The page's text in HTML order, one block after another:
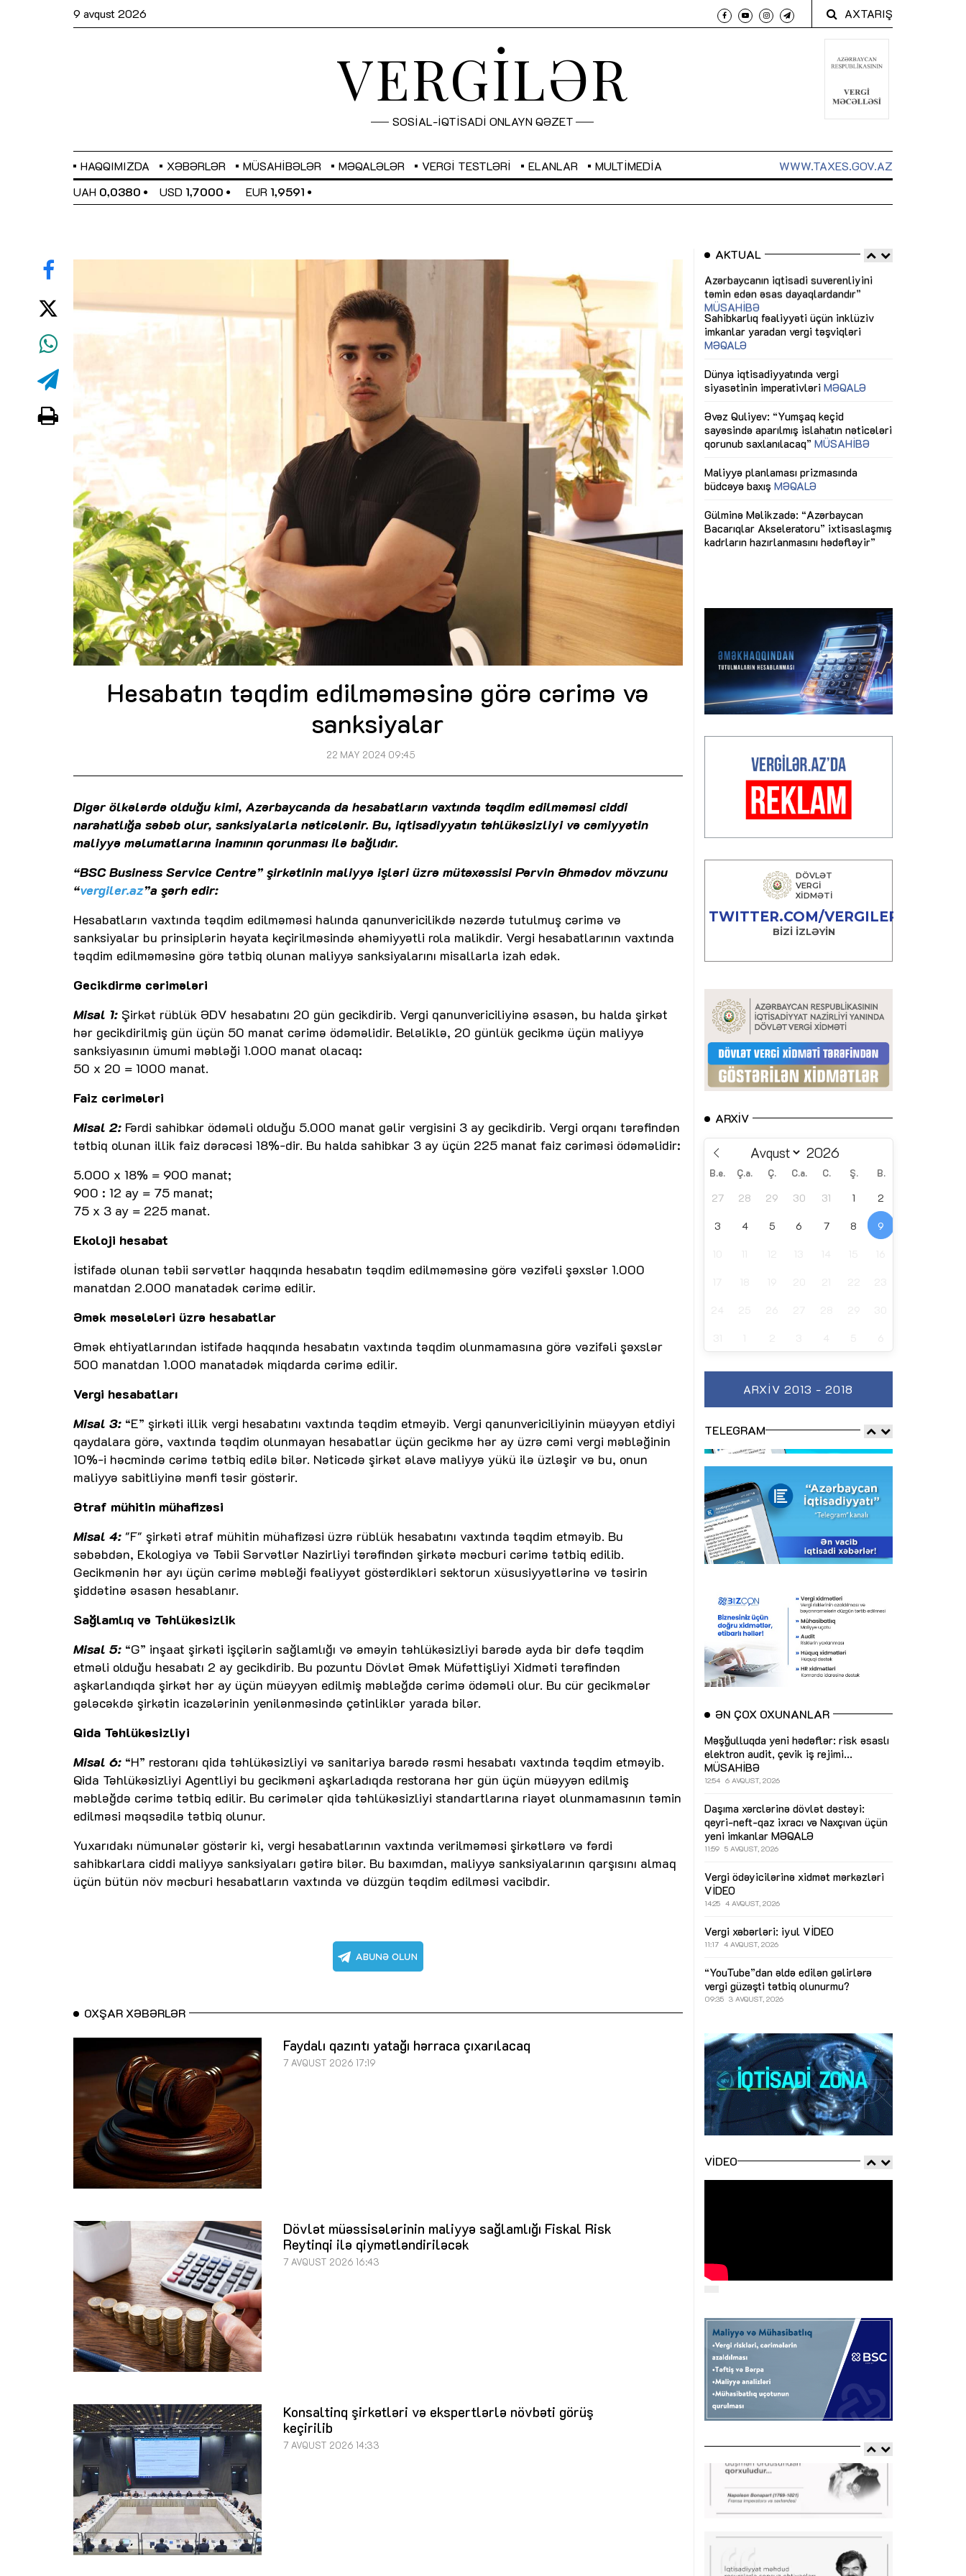
9 avqust 2026 AXTARIŞ
VERGİLƏR
SOSİAL-İQTİSADİ ONLAYN QƏZET
HAQQIMIZDA XƏBƏRLƏR MÜSAHIBƏLƏR MƏQALƏLƏR VERGI TESTLƏRI ELANLAR MULTIMEDIA
WWW.TAXES.GOV.AZ
UAH 0,0380 USD 1,7000 EUR 1,9591
Hesabatın təqdim edilməməsinə görə cərimə və
sanksiyalar
22 MAY 2024 09:45
Digər ölkələrdə olduğu kimi, Azərbaycanda da hesabatların vaxtında təqdim edilməməsi ciddi
narahatlığa səbəb olur, sanksiyalarla nəticələnir. Bu, iqtisadiyyatın təhlükəsizliyi və cəmiyyətin
maliyyə məlumatlarına inamının qorunması ilə bağlıdır.
“BSC Business Service Centre” şirkətinin maliyyə işləri üzrə mütəxəssisi Pərvin Əhmədov mövzunu
“vergiler.az”a şərh edir:
Hesabatların vaxtında təqdim edilməməsi halında qanunvericilikdə nəzərdə tutulmuş cərimə və
sanksiyalar bu prinsiplərin həyata keçirilməsində əhəmiyyətli rola malikdir. Vergi hesabatlarının vaxtında
təqdim edilməməsinə görə tətbiq olunan maliyyə sanksiyalarını misallarla izah edək.
Gecikdirmə cərimələri
Misal 1: Şirkət rüblük ƏDV hesabatını 20 gün gecikdirib. Vergi qanunvericiliyinə əsasən, bu halda şirkət
hər gecikdirilmiş gün üçün 50 manat cərimə ödəməlidir. Beləliklə, 20 günlük gecikmə üçün maliyyə
sanksiyasının ümumi məbləği 1.000 manat olacaq:
50 x 20 = 1000 manat.
Faiz cərimələri
Misal 2: Fərdi sahibkar ödəməli olduğu 5.000 manat gəlir vergisini 3 ay gecikdirib. Vergi orqanı tərəfindən
tətbiq olunan illik faiz dərəcəsi 18%-dir. Bu halda sahibkar 3 ay üçün 225 manat faiz cəriməsi ödəməlidir:
5.000 x 18% = 900 manat;
900 : 12 ay = 75 manat;
75 x 3 ay = 225 manat.
Ekoloji hesabat
İstifadə olunan təbii sərvətlər haqqında hesabatın təqdim edilməməsinə görə vəzifəli şəxslər 1.000
manatdan 2.000 manatadək cərimə edilir.
Əmək məsələləri üzrə hesabatlar
Əmək ehtiyatlarından istifadə haqqında hesabatın vaxtında təqdim olunmamasına görə vəzifəli şəxslər
500 manatdan 1.000 manatadək miqdarda cərimə edilir.
Vergi hesabatları
Misal 3: “E” şirkəti illik vergi hesabatını vaxtında təqdim etməyib. Vergi qanunvericiliyinin müəyyən etdiyi
qaydalara görə, vaxtında təqdim olunmayan hesabatlar üçün gecikmə hər ay üzrə cəmi vergi məbləğinin
10%-i həcmində cərimə tətbiq edilə bilər. Nəticədə şirkət əlavə maliyyə yükü ilə üzləşir və bu, onun
maliyyə sabitliyinə mənfi təsir göstərir.
Ətraf mühitin mühafizəsi
Misal 4: "F" şirkəti ətraf mühitin mühafizəsi üzrə rüblük hesabatını vaxtında təqdim etməyib. Bu
səbəbdən, Ekologiya və Təbii Sərvətlər Nazirliyi tərəfindən şirkətə məcburi cərimə tətbiq edilib.
Gecikmənin hər ayı üçün cərimə məbləği fəaliyyət göstərdikləri sektorun xüsusiyyətlərinə və təsirin
şiddətinə əsasən hesablanır.
Sağlamlıq və Təhlükəsizlik
Misal 5: “G” inşaat şirkəti işçilərin sağlamlığı və əməyin təhlükəsizliyi barədə ayda bir dəfə təqdim
etməli olduğu hesabatı 2 ay gecikdirib. Bu pozuntu Dövlət Əmək Müfəttişliyi Xidməti tərəfindən
aşkarlandıqda şirkət hər ay üçün müəyyən edilmiş məbləğdə cərimə ödəməli olur. Bu cür gecikmələr
gələcəkdə şirkətin icazələrinin yenilənməsində çətinliklər yarada bilər.
Qida Təhlükəsizliyi
Misal 6: “H” restoranı qida təhlükəsizliyi və sanitariya barədə rəsmi hesabatı vaxtında təqdim etməyib.
Qida Təhlükəsizliyi Agentliyi bu gecikməni aşkarladıqda restorana hər gün üçün müəyyən edilmiş
məbləğdə cərimə tətbiq edilir. Bu cərimələr qida təhlükəsizliyi standartlarına riayət olunmamasının təmin
edilməsi məqsədilə tətbiq olunur.
Yuxarıdakı nümunələr göstərir ki, vergi hesabatlarının vaxtında verilməməsi şirkətlərə və fərdi
sahibkarlara ciddi maliyyə sanksiyaları gətirə bilər. Bu baxımdan, maliyyə sanksiyalarının qarşısını almaq
üçün bütün növ məcburi hesabatların vaxtında və düzgün təqdim edilməsi vacibdir.
OXŞAR XƏBƏRLƏR
Faydalı qazıntı yatağı hərraca çıxarılacaq
7 AVQUST 2026 17:19
Dövlət müəssisələrinin maliyyə sağlamlığı Fiskal Risk
Reytinqi ilə qiymətləndiriləcək
7 AVQUST 2026 16:43
Konsaltinq şirkətləri və ekspertlərlə növbəti görüş
keçirilib
7 AVQUST 2026 14:33
AKTUAL
imkanlar yaradan vergi təşviqləri
MƏQALƏ
Dünya iqtisadiyyatında vergi
siyasətinin imperativləri
Əvəz Quliyev: “Yumşaq keçid
sayəsində aparılmış islahatın nəticələri
qorunub saxlanılacaq”
Maliyyə planlaması prizmasında
büdcəyə baxış
Gülminə Məlikzadə: “Azərbaycan
Bacarıqlar Akseleratoru” ixtisaslaşmış
kadrların hazırlanmasını hədəfləyir”
“Düzgün kommunikasiyanın arxasında
real iş və sistemli fəaliyyət dayanır”
Nicat İmanov: "Vergi qanunvericiliyinə
dəyişikliklər sahibkarlıq mühitinin
yaxşılaşdırılmasına xidmət edir"
MÜSAHİBƏ
Aytən Kərimova: “Məqsədimiz daha
inklüziv iş mühiti yaratmaq, çevik və
öyrənən komanda formalaşdırmaqdır”
MÜSAHİBƏ
Azərbaycanda dövlət-özəl tərəfdaşlığı
çərçivəsində həyata keçirilən ilk pilot
VİDEO
Aydın Hüseynov: “Əsrin müqaviləsi”
Azərbaycanın iqtisadi suverenliyini
təmin edən əsas dayaqlardandır”
Sahibkarlıq fəaliyyəti üçün inklüziv
imkanlar yaradan vergi təşviqləri
MƏQALƏ
Dünya iqtisadiyyatında vergi
siyasətinin imperativləri
Əvəz Quliyev: “Yumşaq keçid
sayəsində aparılmış islahatın nəticələri
Maliyyə planlaması prizmasında
büdcəyə baxışMƏQALƏ
Gülminə Məlikzadə: “Azərbaycan
Bacarıqlar Akseleratoru” ixtisaslaşmış
ARXIV
B.e. Ç.a. Ç. C.a. C. Ş. B.
27 28 29 30 31 1 2
3 4 5 6 7 8 9
ARXIV 2013 - 2018
TELEGRAM
ƏN ÇOX OXUNANLAR
Məşğulluqda yeni hədəflər: risk əsaslı
elektron audit, çevik iş rejimi...
MÜSAHİBƏ
12:54 6 AVQUST, 2026
Daşıma xərclərinə dövlət dəstəyi:
qeyri-neft-qaz ixracı və Naxçıvan üçün
yeni imkanlar MƏQALƏ
11:59 5 AVQUST, 2026
Vergi ödəyicilərinə xidmət mərkəzləri
VİDEO
14:25 4 AVQUST, 2026
Vergi xəbərləri: iyul VİDEO
11:17 4 AVQUST, 2026
“YouTube”dan əldə edilən gəlirlərə
vergi güzəşti tətbiq olunurmu?
09:35 3 AVQUST, 2026
VIDEO